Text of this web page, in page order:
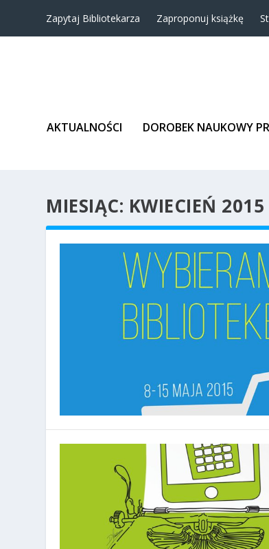
Zapytaj Bibliotekarza Zaproponuj książkę
AKTUALNOŚCI DOROBEK NAUKOWY
MIESIĄC: KWIECIEŃ 2015